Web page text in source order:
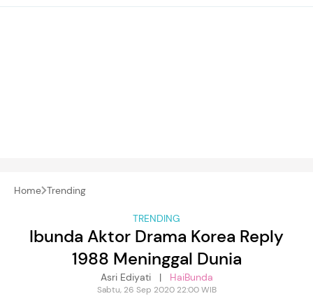
Home Trending
TRENDING
Ibunda Aktor Drama Korea Reply
1988 Meninggal Dunia
Asri Ediyati | HaiBunda
Sabtu, 26 Sep 2020 22:00 WIB